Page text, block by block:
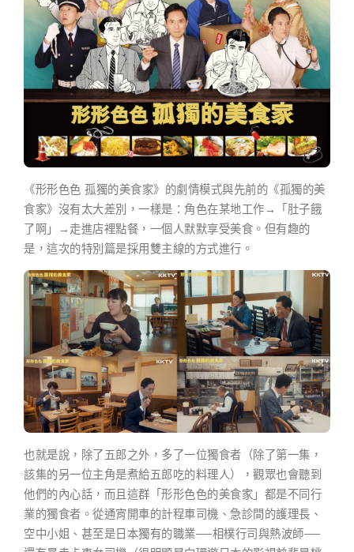
《形形色色 孤獨的美食家》的劇情模式與先前的《孤獨的美
食家》沒有太大差別，一樣是：角色在某地工作→「肚子餓
了啊」→走進店裡點餐，一個人默默享受美食。但有趣的
是，這次的特別篇是採用雙主線的方式進行。
也就是說，除了五郎之外，多了一位獨食者（除了第一集，
該集的另一位主角是煮給五郎吃的料理人），觀眾也會聽到
他們的內心話，而且這群「形形色色的美食家」都是不同行
業的獨食者。從通宵開車的計程車司機、急診間的護理長、
空中小姐、甚至是日本獨有的職業──相樸行司與熱波師──